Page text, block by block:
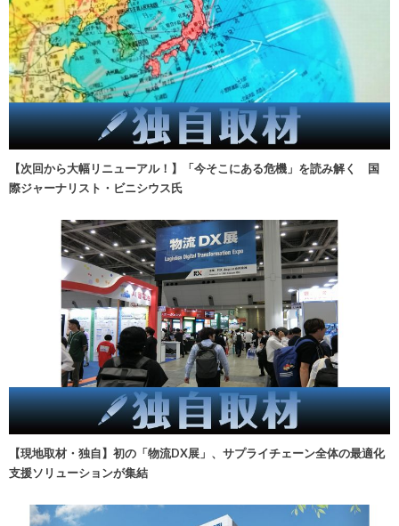
【次回から大幅リニューアル！】「今そこにある危機」を読み解く 国
際ジャーナリスト・ビニシウス氏
【現地取材・独自】初の「物流DX展」、サプライチェーン全体の最適化
支援ソリューションが集結